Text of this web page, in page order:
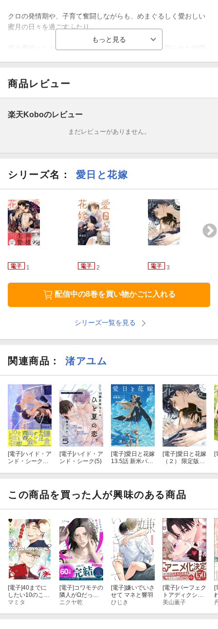
クロの発情期や、子育て奮闘しながらも、めまぐるしく愛おしい
蜜月の日々を過ごすふたり。
巡る季節とともに家族の絆は深まり、不老の神様と限られた時間
大人気作の「その後」を描いた、極上のエロも家族愛もたっぷり
詰まった甘くて幸せいっぱいのオムニバス集！
《収録内容》
◆『愛日と花嫁 四季折々』夏〜春話
◆描き下ろし24P
◆電子限定描き下ろし漫画
商品レビュー
楽天Koboのレビュー
まだレビューがありません。
シリーズ名： 愛日と花嫁
1 2 3
配信中の8巻を買い物かごに入れる
シリーズ一覧を見る
関連商品 ： 渚アユム
[電子]ハイド・ア
ンド・シーク
[電子]ハイド・ア
ンド・シーク(5)
[電子]愛日と花嫁
13.5話 新米パパ
[電子]愛日と花嫁
（２） 限定版
き】
[
この商品を買った人が興味のある商品
[電子]40までに
したい10のこと
（3）【電子特
マミタ
[電子]コワモテの
隣人がΩだった
時の対処法
ニクヤ乾
[電子]嫌いでいさ
せて マネと響羽
ひじき
[電子]パーフェク
トアディクショ
ン 4 【電子限定
美山薫子
[